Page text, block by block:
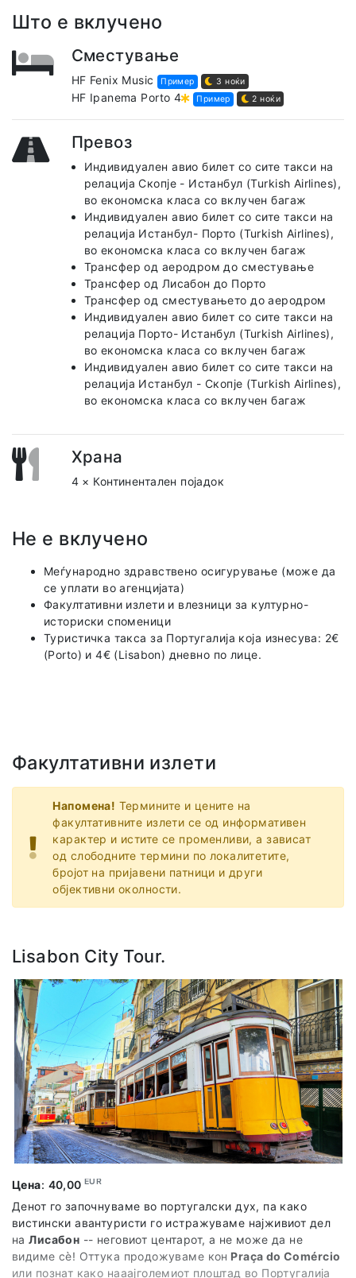
Што е вклучено
Сместување
HF Fenix Music Пример 3 ноќи
HF Ipanema Porto 4 Пример 2 ноќи
Превоз
Индивидуален авио билет со сите такси на
релација Скопје - Истанбул (Turkish Airlines),
во економска класа со вклучен багаж
Индивидуален авио билет со сите такси на
релација Истанбул- Порто (Turkish Airlines),
во економска класа со вклучен багаж
Трансфер од аеродром до сместување
Трансфер од Лисабон до Порто
Трансфер од сместувањето до аеродром
Индивидуален авио билет со сите такси на
релација Порто- Истанбул (Turkish Airlines),
во економска класа со вклучен багаж
Индивидуален авио билет со сите такси на
релација Истанбул - Скопје (Turkish Airlines),
во економска класа со вклучен багаж
Храна
4 × Континентален појадок
Не е вклучено
Меѓународно здравствено осигурување (може да
се уплати во агенцијата)
Факултативни излети и влезници за културно-
историски споменици
Туристичка такса за Португалија која изнесува: 2€
(Porto) и 4€ (Lisabon) дневно по лице.
Факултативни излети
Напомена! Термините и цените на
факултативните излети се од информативен
карактер и истите се променливи, а зависат
од слободните термини по локалитетите,
бројот на пријавени патници и други
објективни околности.
Lisabon City Tour.
Цена: 40,00EUR
Денот го започнуваме во португалски дух, па како
вистински авантуристи го истражуваме најживиот дел
наЛисабон -- неговиот центарот, а не може да не
видиме сѐ! Оттука продожуваме кон Praça do Comércio
или познат како нааајголемиот плоштад во Португалија